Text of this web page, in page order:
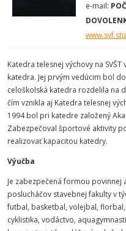
e-mail:
Katedra telesnej výchovy na
katedra. Jej prvým vedúcim bol
celoškolská katedra rozdelila na
čím vznikla aj Katedra telesnej
1994 bol pri katedre založený
Zabezpečoval športové aktivity
realizovať kapacitou katedry.
Výučba
Je zabezpečená formou
poslucháčov stavebnej fakulty v
futbal, basketbal, volejbal,
cyklistika, vodáctvo,